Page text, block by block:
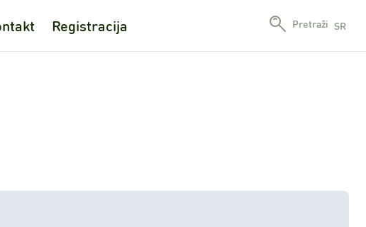
Registracija Pretraži SR